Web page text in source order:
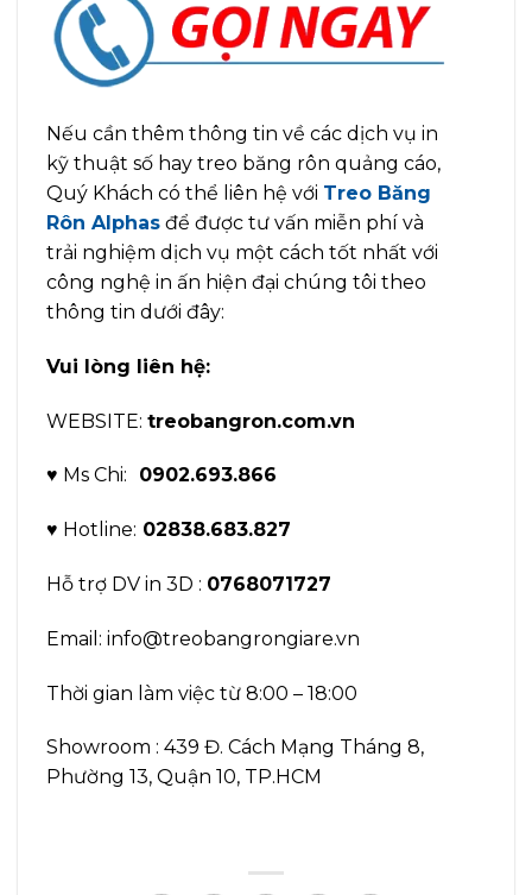
Nếu cần thêm thông tin về các dịch vụ in
kỹ thuật số hay treo băng rôn quảng cáo,
Quý Khách có thể liên hệ với Treo Băng
Rôn Alphas để được tư vấn miễn phí và
trải nghiệm dịch vụ một cách tốt nhất với
công nghệ in ấn hiện đại chúng tôi theo
thông tin dưới đây:
Vui lòng liên hệ:
WEBSITE: treobangron.com.vn
♥ Ms Chi: 0902.693.866
♥ Hotline: 02838.683.827
Hỗ trợ DV in 3D : 0768071727
Email: info@treobangrongiare.vn
Thời gian làm việc từ 8:00 – 18:00
Showroom : 439 Đ. Cách Mạng Tháng 8,
Phường 13, Quận 10, TP.HCM